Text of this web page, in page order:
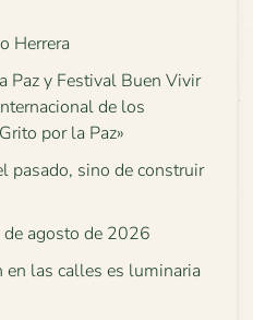
Herrera
Paz y Festival Buen Vivir
de los
por la Paz»
pasado, sino de construir
de agosto de 2026
en las calles es luminaria